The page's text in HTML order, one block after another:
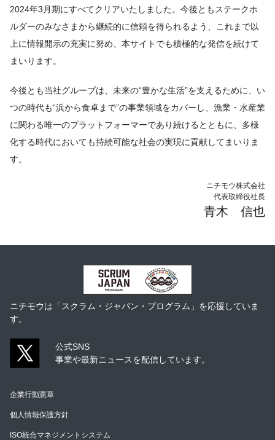
2024年3月期にすべてクリアいたしました。今後ともステークホ
ルダーのみなさまから継続的に信頼を得られるよう、これまで以
上に情報開示の充実に努め、本サイトでも積極的な発信を続けて
まいります。
今後とも当社グループは、未来の“豊かな生活”を支えるために、い
つの時代も“浜から食卓まで”の事業領域をカバーし、漁業・水産業
に関わる唯一のプラットフォーマーであり続けるとともに、多様
化する時代においても持続可能な社会の実現に貢献してまいりま
す。
ニチモウ株式会社
代表取締役社長
青木 信也
ニチモウは「スクラム・ジャパン・プログラム」を応援していま
す。
公式SNS
事業や最新ニュースを配信しています。
企業行動憲章
個人情報保護方針
ISO統合マネジメントシステム